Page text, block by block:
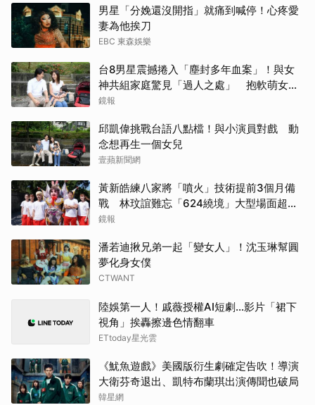
其他
張凌
邊佑
金武
男星「分娩還沒開指」就痛到喊停！心疼愛
妻為他挨刀
EBC 東森娛樂
台8男星震撼捲入「塵封多年血案」！與女
神共組家庭驚見「過人之處」 抱軟萌女娃
動念再拚一胎
鏡報
邱凱偉挑戰台語八點檔！與小演員對戲 動
念想再生一個女兒
壹蘋新聞網
黃新皓練八家將「噴火」技術提前3個月備
戰 林玟誼難忘「624繞境」大型場面超震
撼
鏡報
潘若迪揪兄弟一起「變女人」！沈玉琳幫圓
夢化身女僕
CTWANT
陸娛第一人！戚薇授權AI短劇…影片「裙下
視角」挨轟擦邊色情翻車
ETtoday星光雲
《魷魚遊戲》美國版衍生劇確定告吹！導演
大衛芬奇退出、凱特布蘭琪出演傳聞也破局
韓星網